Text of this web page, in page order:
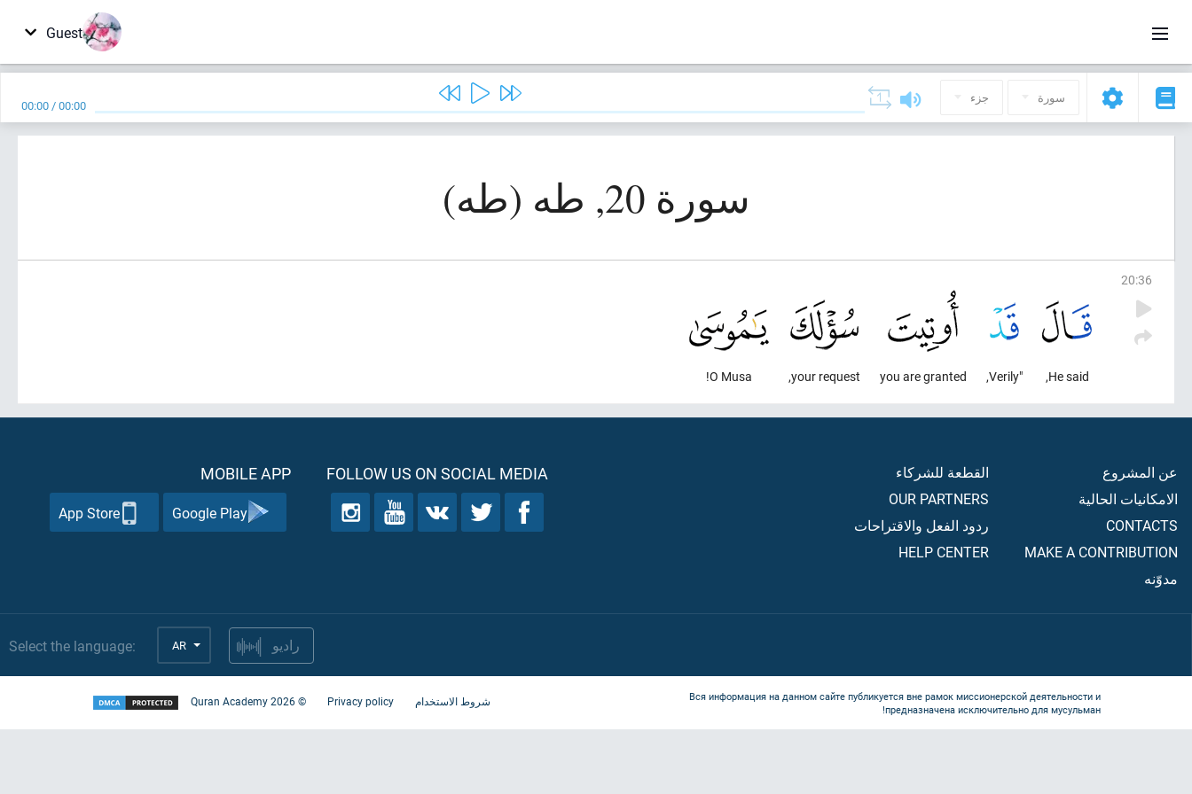
Guest
سورة جزء 00:00 /00:00
سورة 20, طه (طه)
20:36
He said,
"Verily,
you are granted
your request,
O Musa!
عن المشروع
الامكانيات الحالية
CONTACTS
MAKE A CONTRIBUTION
مدوّنه
القطعة للشركاء
OUR PARTNERS
ردود الفعل والاقتراحات
HELP CENTER
FOLLOW US ON SOCIAL MEDIA
MOBILE APP
Google Play
App Store
Select the language: AR راديو
Вся информация на данном сайте публикуется вне рамок миссионерской деятельности и
предназначена исключительно для мусульман!
شروط الاستخدام Privacy policy
©
2026